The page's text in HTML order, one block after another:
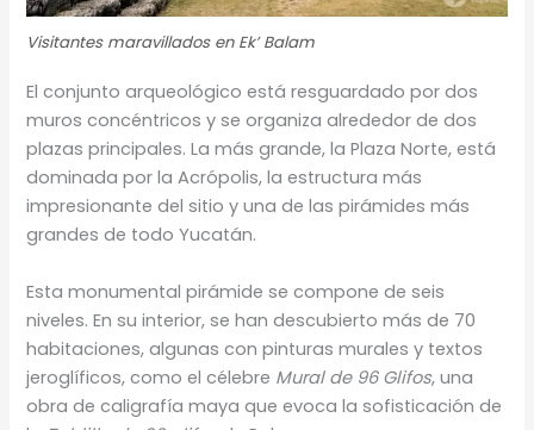
Visitantes maravillados en Ek’ Balam
El conjunto arqueológico está resguardado por dos
muros concéntricos y se organiza alrededor de dos
plazas principales. La más grande, la Plaza Norte, está
dominada por la Acrópolis, la estructura más
impresionante del sitio y una de las pirámides más
grandes de todo Yucatán.
Esta monumental pirámide se compone de seis
niveles. En su interior, se han descubierto más de 70
habitaciones, algunas con pinturas murales y textos
jeroglíficos, como el célebre Mural de 96 Glifos, una
obra de caligrafía maya que evoca la sofisticación de